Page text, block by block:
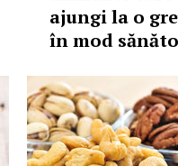
ajungi la o
în mod